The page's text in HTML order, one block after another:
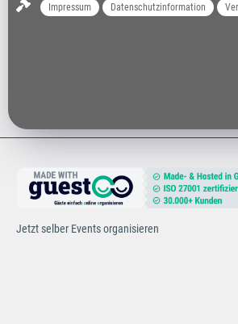
Impressum Datenschutzinformation
Jetzt selber Events organisieren